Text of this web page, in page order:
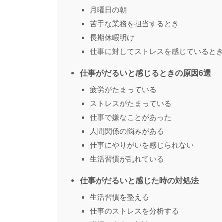
月曜日の朝
苦手な業務を担当するとき
長期休暇明け
仕事に対してストレスを感じていると
仕事がだるいと感じるときの原因6選
疲労がたまっている
ストレスがたまっている
仕事で嫌なことがあった
人間関係の悩みがある
仕事にやりがいを感じられない
生活習慣が乱れている
仕事がだるいと感じた時の対処法
生活習慣を整える
仕事のストレスを分析する